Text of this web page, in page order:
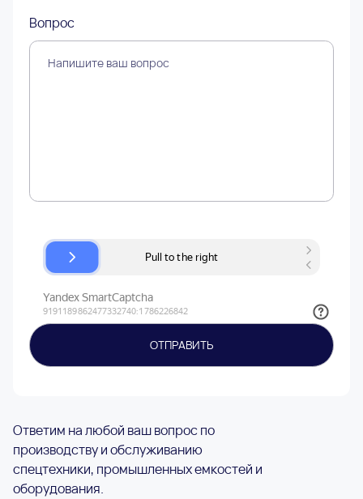
Вопрос
Ответим на любой ваш вопрос по
производству и обслуживанию
спецтехники, промышленных емкостей и
оборудования.